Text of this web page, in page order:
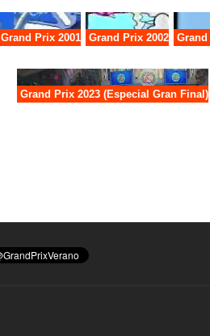
Grand Prix 2001 Grand Prix 2002 Grand
Grand Prix 2023 (Especial Gran Final)